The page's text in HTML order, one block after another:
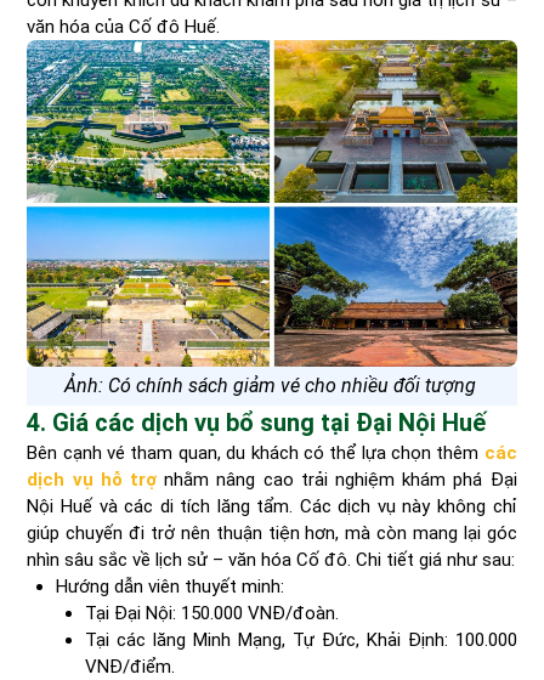
văn hóa của Cố đô Huế.
Ảnh: Có chính sách giảm vé cho nhiều đối tượng
4. Giá các dịch vụ bổ sung tại Đại Nội Huế
Bên cạnh vé tham quan, du khách có thể lựa chọn thêm các
dịch vụ hỗ trợ nhằm nâng cao trải nghiệm khám phá Đại
Nội Huế và các di tích lăng tẩm. Các dịch vụ này không chỉ
giúp chuyến đi trở nên thuận tiện hơn, mà còn mang lại góc
nhìn sâu sắc về lịch sử – văn hóa Cố đô. Chi tiết giá như sau:
Hướng dẫn viên thuyết minh:
Tại Đại Nội: 150.000 VNĐ/đoàn.
Tại các lăng Minh Mạng, Tự Đức, Khải Định: 100.000
VNĐ/điểm.